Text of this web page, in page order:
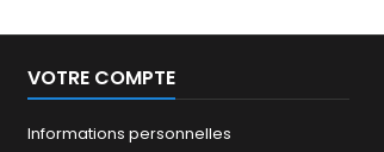
velcro.
VOTRE COMPTE
Informations personnelles